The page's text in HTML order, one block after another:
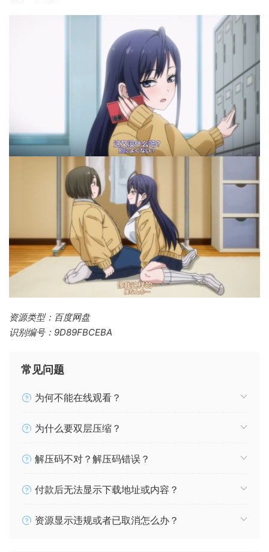
资源类型：百度网盘
识别编号：9D89FBCEBA
常见问题
为何不能在线观看？
为什么要双层压缩？
解压码不对？解压码错误？
付款后无法显示下载地址或内容？
资源显示违规或者已取消怎么办？